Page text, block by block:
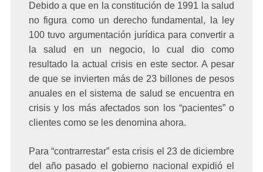
Debido a que en la constitución de 1991 la salud
no figura como un derecho fundamental, la ley
100 tuvo argumentación jurídica para convertir a
la salud en un negocio, lo cual dio como
resultado la actual crisis en este sector. A pesar
de que se invierten más de 23 billones de pesos
anuales en el sistema de salud se encuentra en
crisis y los más afectados son los “pacientes” o
clientes como se les denomina ahora.
Para “contrarrestar” esta crisis el 23 de diciembre
del año pasado el gobierno nacional expidió el